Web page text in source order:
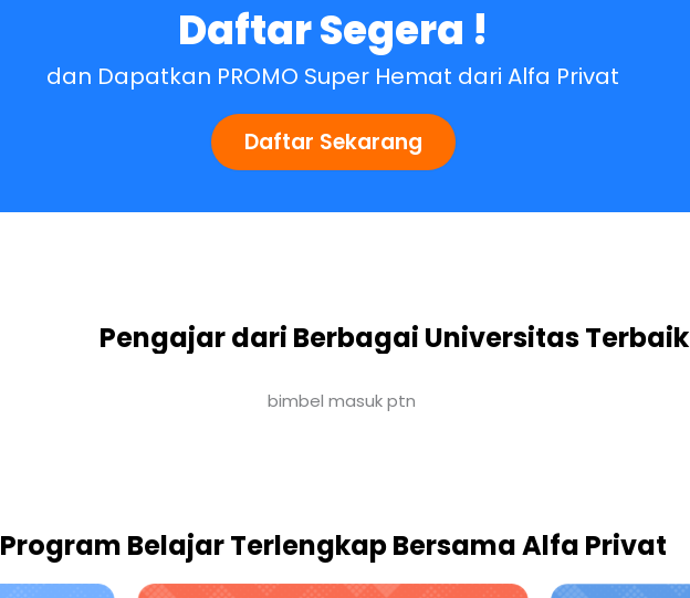
Daftar Segera !
dan Dapatkan PROMO Super Hemat dari Alfa Privat
Daftar Sekarang
Pengajar dari Berbagai Universitas Terbaik
Program Belajar Terlengkap Bersama Alfa Privat